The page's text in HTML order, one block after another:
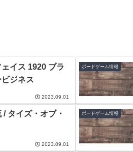
イス 1920 ブラ
ジネス
2023.09.01
ボードゲーム情報
/ タイズ・オブ・
2023.09.01
ボードゲーム情報